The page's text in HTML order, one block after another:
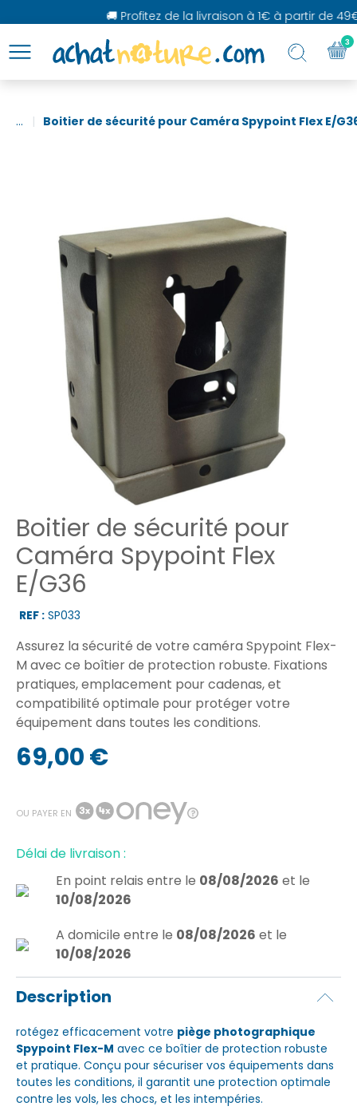
🚚 Profitez de la livraison à 1€ à partir de 49€
... Boitier de sécurité pour Caméra Spypoint Flex E/
Boitier de sécurité pour
Caméra Spypoint Flex
E/G36
REF : SP033
Assurez la sécurité de votre caméra Spypoint Flex-
M avec ce boîtier de protection robuste. Fixations
pratiques, emplacement pour cadenas, et
compatibilité optimale pour protéger votre
équipement dans toutes les conditions.
69,00 €
OU PAYER EN
Délai de livraison :
En point relais entre le 08/08/2026 et le
10/08/2026
A domicile entre le 08/08/2026 et le
10/08/2026
Description
rotégez efficacement votre piège photographique
Spypoint Flex-M avec ce boîtier de protection robuste
et pratique. Conçu pour sécuriser vos équipements dans
toutes les conditions, il garantit une protection optimale
contre les vols, les chocs, et les intempéries.
3